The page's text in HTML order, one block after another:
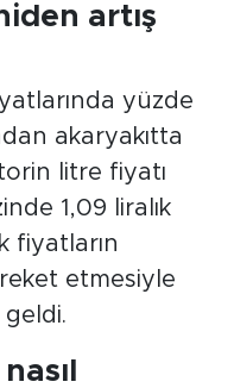
artış
yüzde
akaryakıtta
litre fiyatı
1,09 liralık
fiyatların
etmesiyle